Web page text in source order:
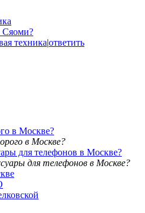
Сяоми?
техника|ответить
в Москве?
для телефонов в Москве?